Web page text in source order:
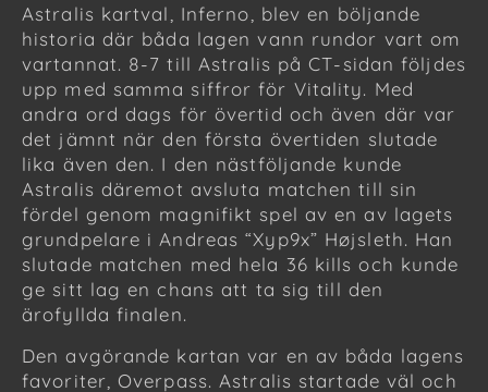
Astralis kartval, Inferno, blev en böljande
historia där båda lagen vann rundor vart om
vartannat. 8-7 till Astralis på CT-sidan följdes
upp med samma siffror för Vitality. Med
andra ord dags för övertid och även där var
det jämnt när den första övertiden slutade
lika även den. I den nästföljande kunde
Astralis däremot avsluta matchen till sin
fördel genom magnifikt spel av en av lagets
grundpelare i Andreas “Xyp9x” Højsleth. Han
slutade matchen med hela 36 kills och kunde
ge sitt lag en chans att ta sig till den
ärofyllda finalen.
Den avgörande kartan var en av båda lagens
favoriter, Overpass. Astralis startade väl och